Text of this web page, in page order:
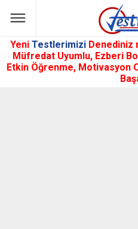
Yeni Testlerimizi Denediniz
Müfredat Uyumlu, Ezberi
Etkin Öğrenme, Motivasyon